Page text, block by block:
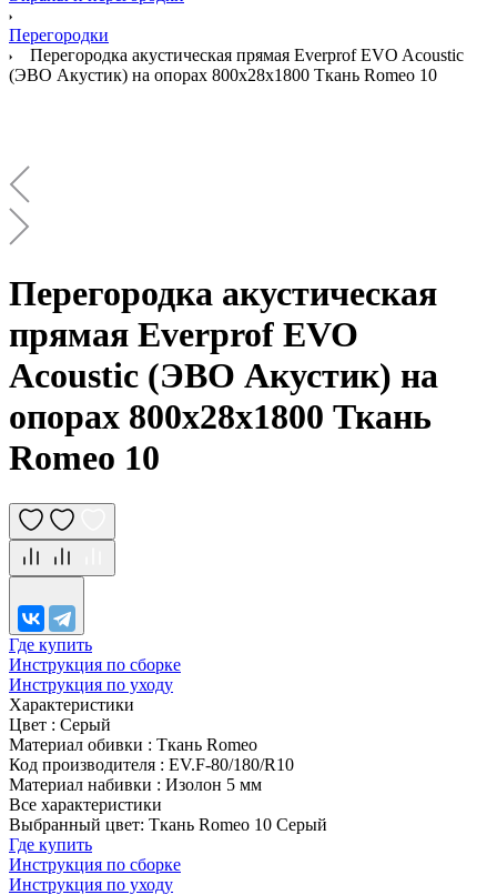
Перегородки
Перегородка акустическая прямая Everprof EVO Acoustic
(ЭВО Акустик) на опорах 800х28х1800 Ткань Romeo 10
Перегородка акустическая
прямая Everprof EVO
Acoustic (ЭВО Акустик) на
опорах 800х28х1800 Ткань
Romeo 10
Где купить
Инструкция по сборке
Инструкция по уходу
Характеристики
Цвет : Серый
Материал обивки : Ткань Romeo
Код производителя : EV.F-80/180/R10
Материал набивки : Изолон 5 мм
Все характеристики
Выбранный цвет: Ткань Romeo 10 Серый
Где купить
Инструкция по сборке
Инструкция по уходу